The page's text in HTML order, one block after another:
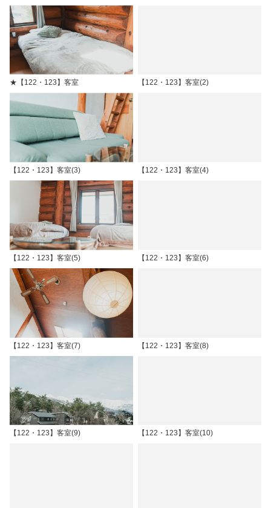
★【122・123】客室 【122・123】客室(2)
【122・123】客室(3) 【122・123】客室(4)
【122・123】客室(5) 【122・123】客室(6)
【122・123】客室(7) 【122・123】客室(8)
【122・123】客室(9) 【122・123】客室(10)